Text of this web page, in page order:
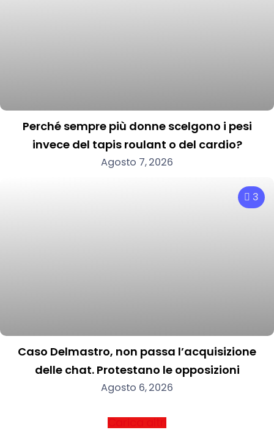
Perché sempre più donne scelgono i pesi
invece del tapis roulant o del cardio?
Agosto 7, 2026
3
Caso Delmastro, non passa l’acquisizione
delle chat. Protestano le opposizioni
Agosto 6, 2026
Carica altri